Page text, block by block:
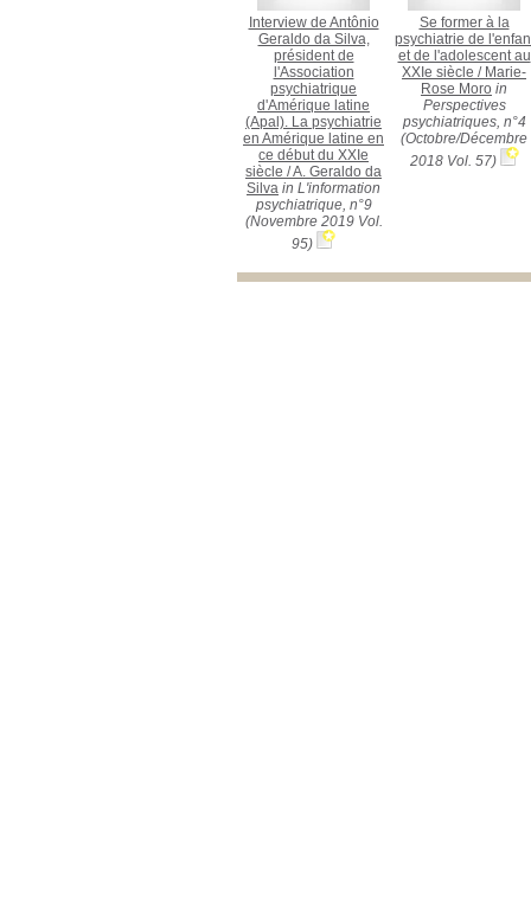
Interview de Antônio
Geraldo da Silva,
président de
l'Association
psychiatrique
d'Amérique latine
(Apal). La psychiatrie
en Amérique latine en
ce début du XXIe
siècle /A. Geraldo da
Silva in L'information
psychiatrique, n°9
(Novembre 2019 Vol.
95)
Se former à la
psychiatrie de
et de l'adolescent au
XXIe siècle / Marie-
Rose Moro in
Perspectives
psychiatriques, n°4
(Octobre/Décembre
2018 Vol. 57)